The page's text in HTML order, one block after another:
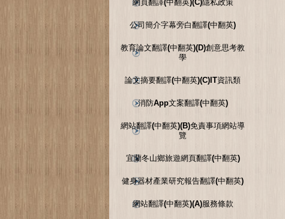
網頁翻譯(中翻英)(C)隱私政策
公司簡介字幕旁白翻譯(中翻英)
教育論文翻譯(中翻英)(D)創意思考教
學
論文摘要翻譯(中翻英)(C)IT資訊類
消防App文案翻譯(中翻英)
網站翻譯(中翻英)(B)免責事項網站導
覽
宜蘭冬山鄉旅遊網頁翻譯(中翻英)
健身器材產業研究報告翻譯(中翻英)
網站翻譯(中翻英)(A)服務條款